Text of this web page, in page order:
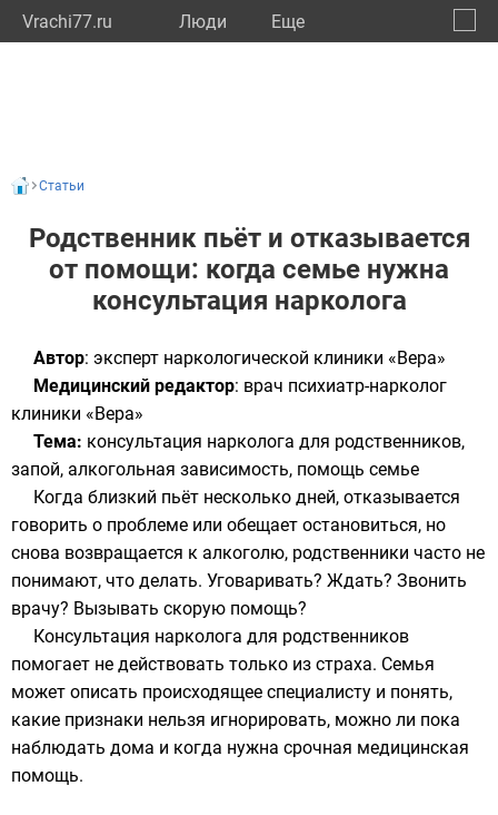
Vrachi77.ru Люди Eще
Статьи
Родственник пьёт и отказывается
от помощи: когда семье нужна
консультация нарколога
Автор: эксперт наркологической клиники «Вера»
Медицинский редактор: врач психиатр-нарколог
клиники «Вера»
Тема: консультация нарколога для родственников,
запой, алкогольная зависимость, помощь семье
Когда близкий пьёт несколько дней, отказывается
говорить о проблеме или обещает остановиться, но
снова возвращается к алкоголю, родственники часто не
понимают, что делать. Уговаривать? Ждать? Звонить
врачу? Вызывать скорую помощь?
Консультация нарколога для родственников
помогает не действовать только из страха. Семья
может описать происходящее специалисту и понять,
какие признаки нельзя игнорировать, можно ли пока
наблюдать дома и когда нужна срочная медицинская
помощь.